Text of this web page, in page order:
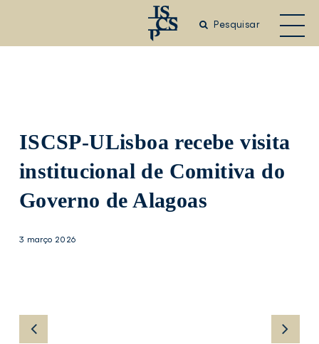
Pesquisar
ISCSP-ULisboa recebe visita
institucional de Comitiva do
Governo de Alagoas
3 março 2026